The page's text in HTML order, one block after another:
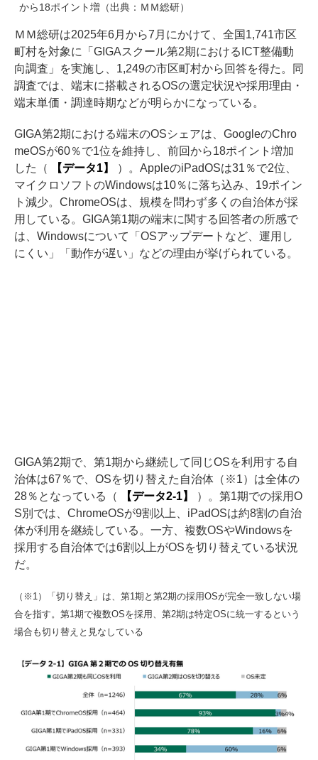
から18ポイント増（出典：ＭＭ総研）
ＭＭ総研は2025年6月から7月にかけて、全国1,741市区
町村を対象に「GIGAスクール第2期におけるICT整備動
向調査」を実施し、1,249の市区町村から回答を得た。同
調査では、端末に搭載されるOSの選定状況や採用理由・
端末単価・調達時期などが明らかになっている。
GIGA第2期における端末のOSシェアは、GoogleのChro
meOSが60％で1位を維持し、前回から18ポイント増加
した（
【データ1】
）。AppleのiPadOSは31％で2位、
マイクロソフトのWindowsは10％に落ち込み、19ポイン
ト減少。ChromeOSは、規模を問わず多くの自治体が採
用している。GIGA第1期の端末に関する回答者の所感で
は、Windowsについて「OSアップデートなど、運用し
にくい」「動作が遅い」などの理由が挙げられている。
GIGA第2期で、第1期から継続して同じOSを利用する自
治体は67％で、OSを切り替えた自治体（※1）は全体の
28％となっている（
【データ2-1】
）。第1期での採用O
S別では、ChromeOSが9割以上、iPadOSは約8割の自治
体が利用を継続している。一方、複数OSやWindowsを
採用する自治体では6割以上がOSを切り替えている状況
だ。
（※1）「切り替え」は、第1期と第2期の採用OSが完全一致しない場
合を指す。第1期で複数OSを採用、第2期は特定OSに統一するという
場合も切り替えと見なしている